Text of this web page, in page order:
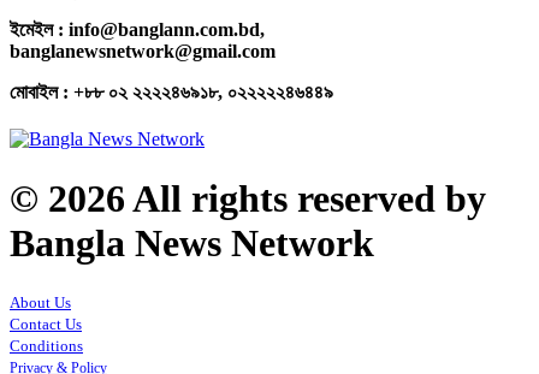
ইমেইল : info@banglann.com.bd,
banglanewsnetwork@gmail.com
মোবাইল : +৮৮ ০২ ২২২২৪৬৯১৮, ০২২২২২৪৬৪৪৯
© 2026 All rights reserved by
Bangla News Network
About Us
Contact Us
Conditions
Privacy & Policy